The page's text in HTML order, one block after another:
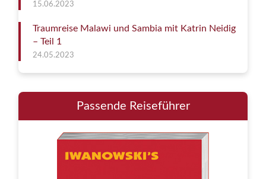
15.06.2023
Traumreise Malawi und Sambia mit Katrin Neidig
– Teil 1
24.05.2023
Passende Reiseführer